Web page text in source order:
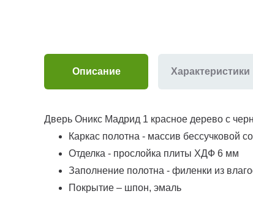
Описание Характеристики
Дверь Оникс Мадрид 1 красное дерево с
Каркас полотна - массив бессучковой
Отделка - прослойка плиты ХДФ 6 мм
Заполнение полотна - филенки из
Покрытие – шпон, эмаль